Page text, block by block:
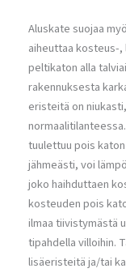
Aluskate suojaa
aiheuttaa kosteus-
peltikaton alla
rakennuksesta
eristeitä on
tuulettuu pois
jähmeästi, voi
joko haihduttaen
kosteuden pois
ilmaa tiivistymästä
tipahdella villoihin.
lisäeristeitä ja/tai